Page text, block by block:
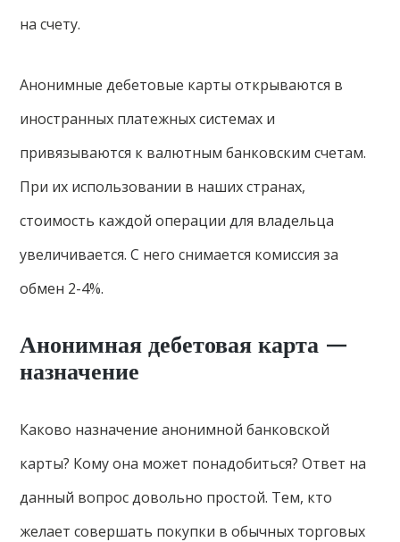
на счету.
Анонимные дебетовые карты открываются в
иностранных платежных системах и
привязываются к валютным банковским счетам.
При их использовании в наших странах,
стоимость каждой операции для владельца
увеличивается. С него снимается комиссия за
обмен 2-4%.
Анонимная дебетовая карта —
назначение
Каково назначение анонимной банковской
карты? Кому она может понадобиться? Ответ на
данный вопрос довольно простой. Тем, кто
желает совершать покупки в обычных торговых